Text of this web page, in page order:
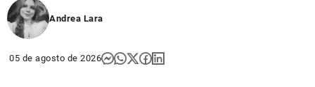
Andrea Lara
05 de agosto de 2026